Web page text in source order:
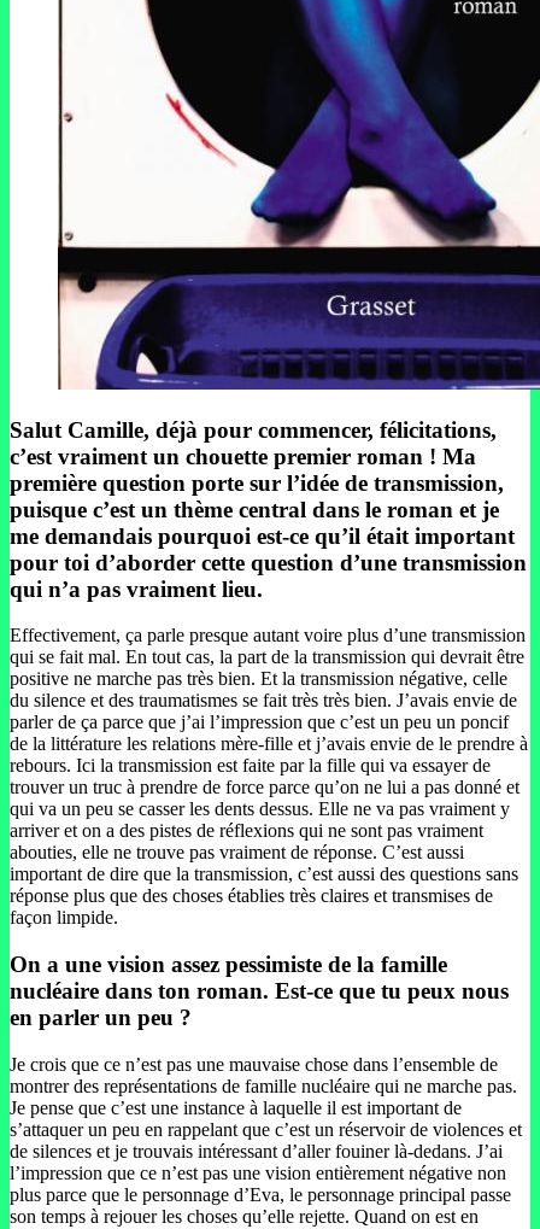
Salut Camille, déjà pour commencer, félicitations,
c’est vraiment un chouette premier roman ! Ma
première question porte sur l’idée de transmission,
puisque c’est un thème central dans le roman et je
me demandais pourquoi est-ce qu’il était important
pour toi d’aborder cette question d’une transmission
qui n’a pas vraiment lieu.
Effectivement, ça parle presque autant voire plus d’une transmission
qui se fait mal. En tout cas, la part de la transmission qui devrait être
positive ne marche pas très bien. Et la transmission négative, celle
du silence et des traumatismes se fait très très bien. J’avais envie de
parler de ça parce que j’ai l’impression que c’est un peu un poncif
de la littérature les relations mère-fille et j’avais envie de le prendre à
rebours. Ici la transmission est faite par la fille qui va essayer de
trouver un truc à prendre de force parce qu’on ne lui a pas donné et
qui va un peu se casser les dents dessus. Elle ne va pas vraiment y
arriver et on a des pistes de réflexions qui ne sont pas vraiment
abouties, elle ne trouve pas vraiment de réponse. C’est aussi
important de dire que la transmission, c’est aussi des questions sans
réponse plus que des choses établies très claires et transmises de
façon limpide.
On a une vision assez pessimiste de la famille
nucléaire dans ton roman. Est-ce que tu peux nous
en parler un peu ?
Je crois que ce n’est pas une mauvaise chose dans l’ensemble de
montrer des représentations de famille nucléaire qui ne marche pas.
Je pense que c’est une instance à laquelle il est important de
s’attaquer un peu en rappelant que c’est un réservoir de violences et
de silences et je trouvais intéressant d’aller fouiner là-dedans. J’ai
l’impression que ce n’est pas une vision entièrement négative non
plus parce que le personnage d’Eva, le personnage principal passe
son temps à rejouer les choses qu’elle rejette. Quand on est en